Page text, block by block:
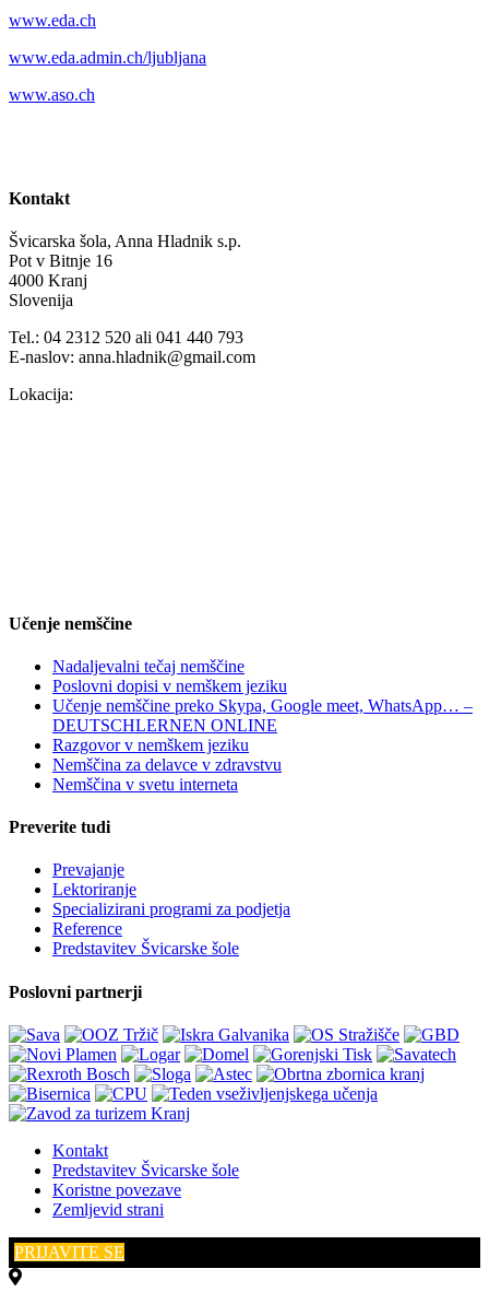
www.eda.ch
www.eda.admin.ch/ljubljana
www.aso.ch
Kontakt
Švicarska šola, Anna Hladnik s.p.
Pot v Bitnje 16
4000 Kranj
Slovenija
Tel.: 04 2312 520 ali 041 440 793
E-naslov: anna.hladnik@gmail.com
Lokacija:
Učenje nemščine
Nadaljevalni tečaj nemščine
Poslovni dopisi v nemškem jeziku
Učenje nemščine preko Skypa, Google meet, WhatsApp… –
DEUTSCHLERNEN ONLINE
Razgovor v nemškem jeziku
Nemščina za delavce v zdravstvu
Nemščina v svetu interneta
Preverite tudi
Prevajanje
Lektoriranje
Specializirani programi za podjetja
Reference
Predstavitev Švicarske šole
Poslovni partnerji
Kontakt
Predstavitev Švicarske šole
Koristne povezave
Zemljevid strani
PRIJAVITE SE